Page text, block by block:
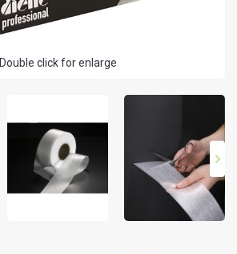
Double click for enlarge